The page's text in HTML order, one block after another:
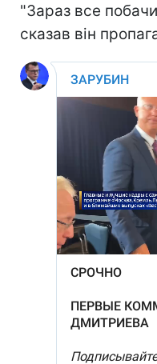
"Зараз все
сказав він